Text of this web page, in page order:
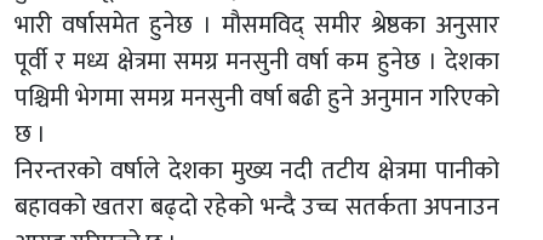
भारी वर्षासमेत हुनेछ । मौसमविद् समीर श्रेष्ठका अनुसार
पूर्वी र मध्य क्षेत्रमा समग्र मनसुनी वर्षा कम हुनेछ । देशका
पश्चिमी भेगमा समग्र मनसुनी वर्षा बढी हुने अनुमान गरिएको
छ ।
निरन्तरको वर्षाले देशका मुख्य नदी तटीय क्षेत्रमा पानीको
बहावको खतरा बढ्दो रहेको भन्दै उच्च सतर्कता अपनाउन